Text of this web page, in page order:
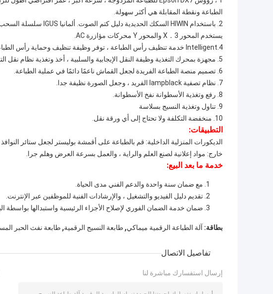
الطباعة ونقطة المقابلة هي أكثر سهولة.
2. باستخدام HIWIN السكك الحديدية دليل كتم الصوت. ألمانيا IGUS سلسلة السحب الصامتة تجعل بيئة الطباعة لديك أكثر استقالة
يستخدم المحور 3．X والمحور Y محركات مؤازرة AC.
4.Intelligent خدمة تنظيف رأس الطباعة ، توفر وظيفة تنظيف وحماية رأس الطباعة آمنة ومريحة.
5. مجهزة بمحرك التغذية وظيفة النقل الإيجابية والسلبية ، أخذ وتغذية نظام نقل التوتر المستمر.
6. تصميم منصة الطباعة الفريدة لجعل القماش ناعمًا دائمًا في عملية الطباعة.
7. نظام تصفية lampblack الفريد ، وجعل الصورة نظيفة جدا.
8. رفع وتغذية الأسطوانة نفخ الأسطوانة.
9. تناول وتغذية النسيج بسلاسة
10. منخفضة التكلفة ولا تحتاج إلى أي ورقة نقل.
التطبيقات:
الديكورات المنزلية الداخلية: قم بالطباعة على أقمشة بوليستر لجعل ستائر
خارج: مواد إعلانية لصنع العلم والراية ، والعمل بسرعة العرض وهلم جرا.
خدمة ما بعد البيع:
مع ضمان سنة واحدة والدعم الفني مدى الحياة.
تقديم دليل الفيديو والتشغيل ، والإرشادات الفنية للموظفين عبر الإنترنت.
ضمان خدمة الضمان الفوري لإصلاح الأجزاء الرئيسية واستبدالها بواسطة
بطاقة: آلة الطباعة الرقمية ميماكي, طابعة النسيج الرقمية, طابعة نفث الحبر
تفاصيل الاتصال
إرسال استفسارك مباشرة لنا